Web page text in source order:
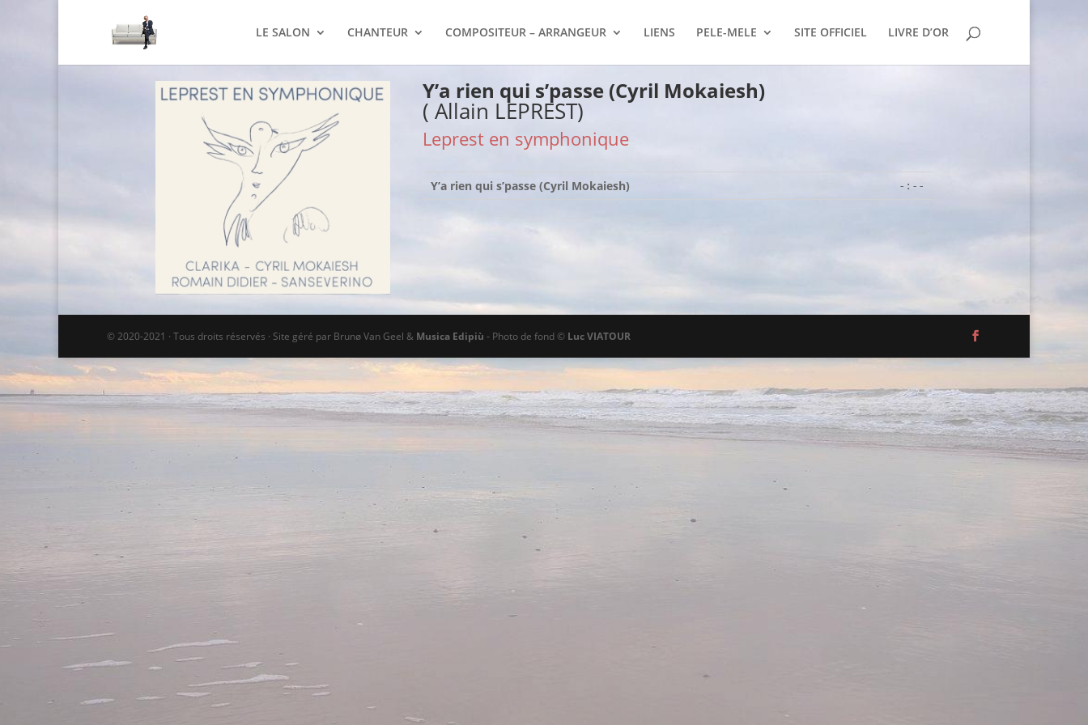
LE SALON CHANTEUR COMPOSITEUR – ARRANGEUR LIENS PELE-MELE SITE OFFICIEL LIVRE D’OR
Y’a rien qui s’passe (Cyril Mokaiesh)
( Allain LEPREST)
Leprest en symphonique
Y’a rien qui s’passe (Cyril Mokaiesh) -:--
© 2020-2021 · Tous droits réservés · Site géré par Brunø Van Geel & Musica Edipiù - Photo de fond © Luc VIATOUR